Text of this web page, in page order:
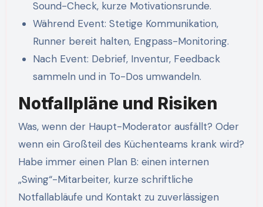
Sound-Check, kurze Motivationsrunde.
Während Event: Stetige Kommunikation,
Runner bereit halten, Engpass-Monitoring.
Nach Event: Debrief, Inventur, Feedback
sammeln und in To-Dos umwandeln.
Notfallpläne und Risiken
Was, wenn der Haupt-Moderator ausfällt? Oder
wenn ein Großteil des Küchenteams krank wird?
Habe immer einen Plan B: einen internen
„Swing“-Mitarbeiter, kurze schriftliche
Notfallabläufe und Kontakt zu zuverlässigen